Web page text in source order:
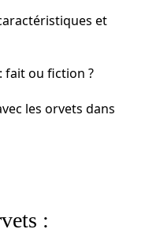
et
fait ou fiction ?
les orvets dans
: